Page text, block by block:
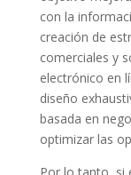
con la
creación de
comerciales y
electrónico en
diseño
basada en
optimizar las